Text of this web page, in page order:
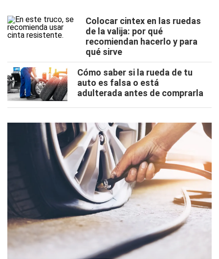
Colocar cintex en las ruedas
de la valija: por qué
recomiendan hacerlo y para
qué sirve
Cómo saber si la rueda de tu
auto es falsa o está
adulterada antes de comprarla